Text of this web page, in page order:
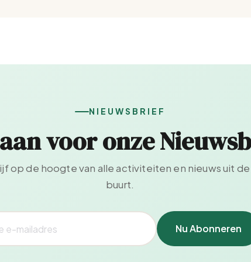
NIEUWSBRIEF
voor onze
op de hoogte van alle activiteiten en nieuws uit de
buurt.
Nu Abonneren